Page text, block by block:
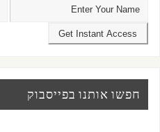
חפשו אותנו בפייסבוק